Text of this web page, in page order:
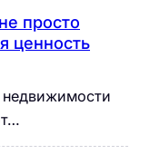
просто
ценность
недвижимости